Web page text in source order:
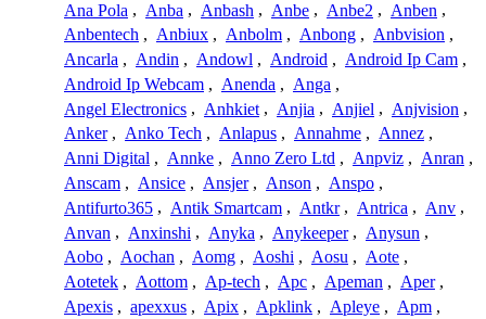
Ana Pola , Anba , Anbash , Anbe , Anbe2 , Anben ,
Anbentech , Anbiux , Anbolm , Anbong , Anbvision ,
Ancarla , Andin , Andowl , Android , Android Ip Cam ,
Android Ip Webcam , Anenda , Anga ,
Angel Electronics , Anhkiet , Anjia , Anjiel , Anjvision ,
Anker , Anko Tech , Anlapus , Annahme , Annez ,
Anni Digital , Annke , Anno Zero Ltd , Anpviz , Anran ,
Anscam , Ansice , Ansjer , Anson , Anspo ,
Antifurto365 , Antik Smartcam , Antkr , Antrica , Anv ,
Anvan , Anxinshi , Anyka , Anykeeper , Anysun ,
Aobo , Aochan , Aomg , Aoshi , Aosu , Aote ,
Aotetek , Aottom , Ap-tech , Apc , Apeman , Aper ,
Apexis , apexxus , Apix , Apklink , Apleye , Apm ,